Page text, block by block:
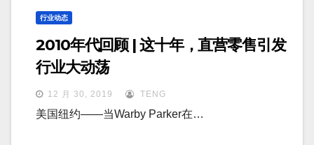
行业动态
2010年代回顾 | 这十年，直营零售引发
行业大动荡
12 月 30, 2019 TENG
美国纽约——当Warby Parker在…